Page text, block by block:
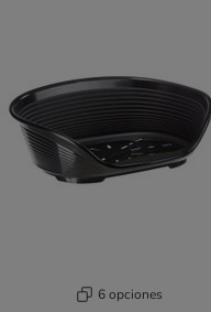
6 opciones